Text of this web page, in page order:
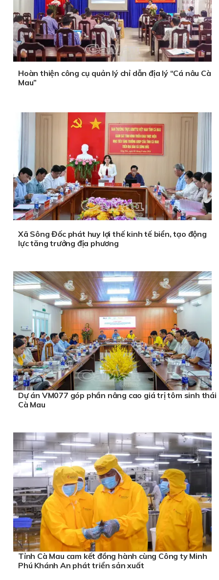
Hoàn thiện công cụ quản lý chỉ dẫn địa lý “Cá nâu Cà
Mau”
Xã Sông Đốc phát huy lợi thế kinh tế biển, tạo động
lực tăng trưởng địa phương
Dự án VM077 góp phần nâng cao giá trị tôm sinh thái
Cà Mau
Tỉnh Cà Mau cam kết đồng hành cùng Công ty Minh
Phú Khánh An phát triển sản xuất